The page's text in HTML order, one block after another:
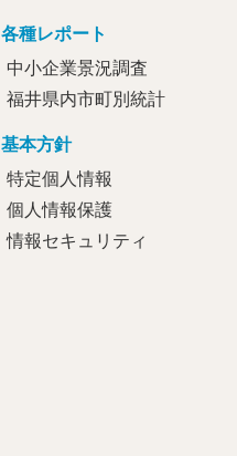
各種レポート
中小企業景況調査
福井県内市町別統計
基本方針
特定個人情報
個人情報保護
情報セキュリティ